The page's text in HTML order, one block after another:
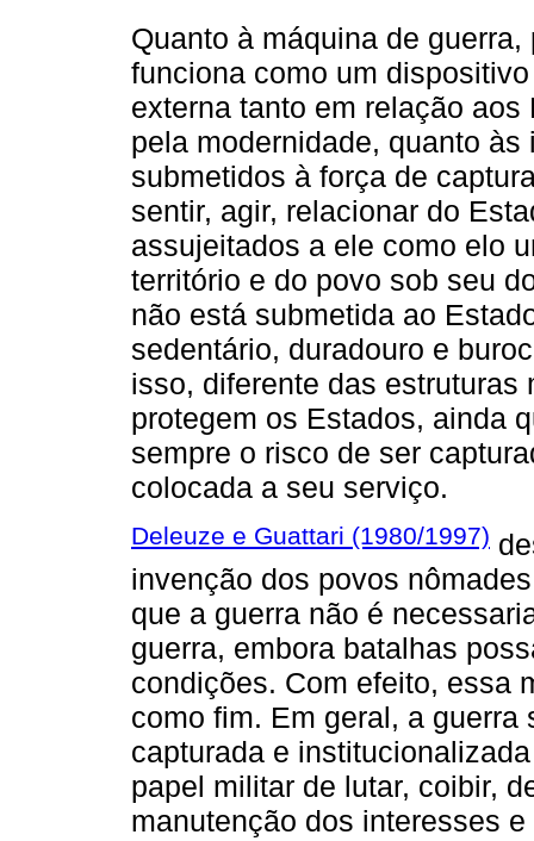
Quanto à máquina de
funciona como um
externa tanto em relação
pela modernidade, quanto
submetidos à força de
sentir, agir, relacionar do
assujeitados a ele como elo
território e do povo sob seu
não está submetida ao
sedentário, duradouro e
isso, diferente das
protegem os Estados, ainda
sempre o risco de ser
colocada a seu serviço.
Deleuze e Guattari (1980/1997)
invenção dos povos
que a guerra não é
guerra, embora batalhas
condições. Com efeito, essa
como fim. Em geral, a
capturada e
papel militar de lutar, coibir,
manutenção dos interesses